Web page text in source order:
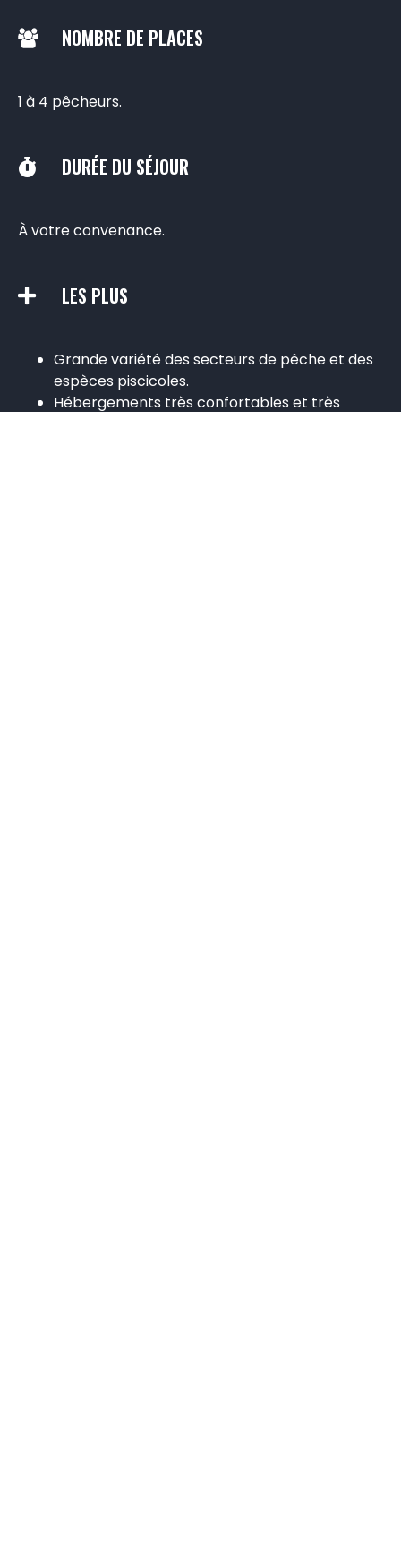
NOMBRE DE PLACES
1 à 4 pêcheurs.
DURÉE DU SÉJOUR
À votre convenance.
LES PLUS
Grande variété des secteurs de pêche et des
espèces piscicoles.
Hébergements très confortables et très